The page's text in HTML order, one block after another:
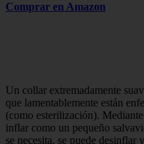
Comprar en Amazon
Un collar extremadamente
que lamentablemente están
(como esterilización).
inflar como un pequeño
se necesita, se puede desinflar